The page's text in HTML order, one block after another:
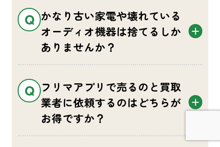
かなり古い家電や壊れている
オーディオ機器は捨てるしか
ありませんか？
フリマアプリで売るのと買取
業者に依頼するのはどちらが
お得ですか？